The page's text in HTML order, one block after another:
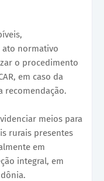
normativo
o procedimento
em caso da
recomendação.
meios para
rurais presentes
em
integral, em